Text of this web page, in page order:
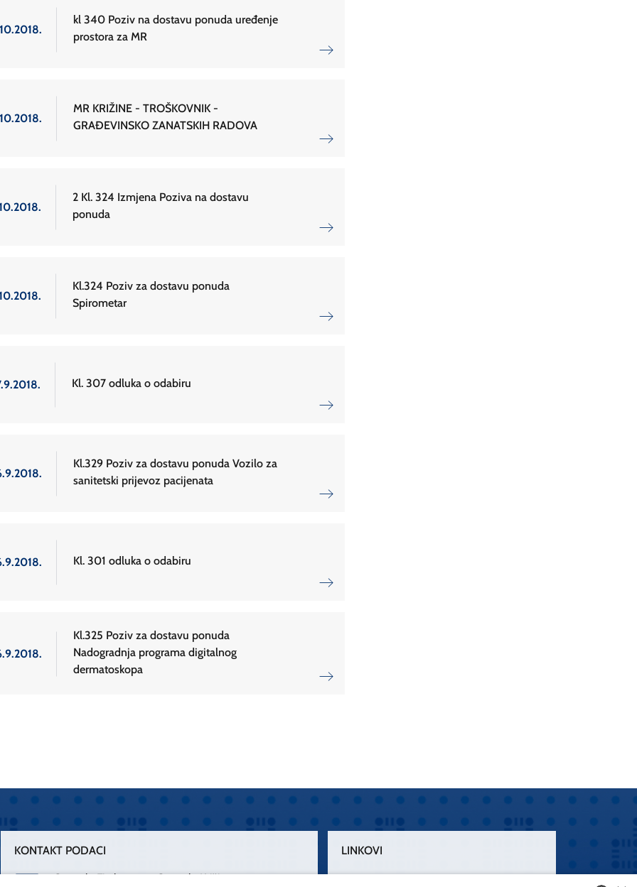
kl 340 Poziv na dostavu ponuda uređenje
prostora za MR
MR KRIŽINE - TROŠKOVNIK -
GRAĐEVINSKO ZANATSKIH RADOVA
2 Kl. 324 Izmjena Poziva na dostavu
ponuda
Kl.324 Poziv za dostavu ponuda
Spirometar
Kl. 307 odluka o odabiru
Kl.329 Poziv za dostavu ponuda Vozilo za
sanitetski prijevoz pacijenata
Kl. 301 odluka o odabiru
Kl.325 Poziv za dostavu ponuda
Nadogradnja programa digitalnog
dermatoskopa
KONTAKT PODACI
Centrala Firule Centrala Križine
LINKOVI